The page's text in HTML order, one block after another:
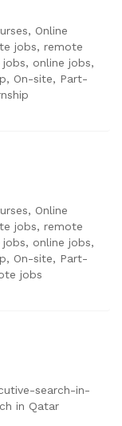
Online
jobs, remote
online jobs,
On-site, Part-
Online
jobs, remote
online jobs,
On-site, Part-
jobs
search-in-
in Qatar